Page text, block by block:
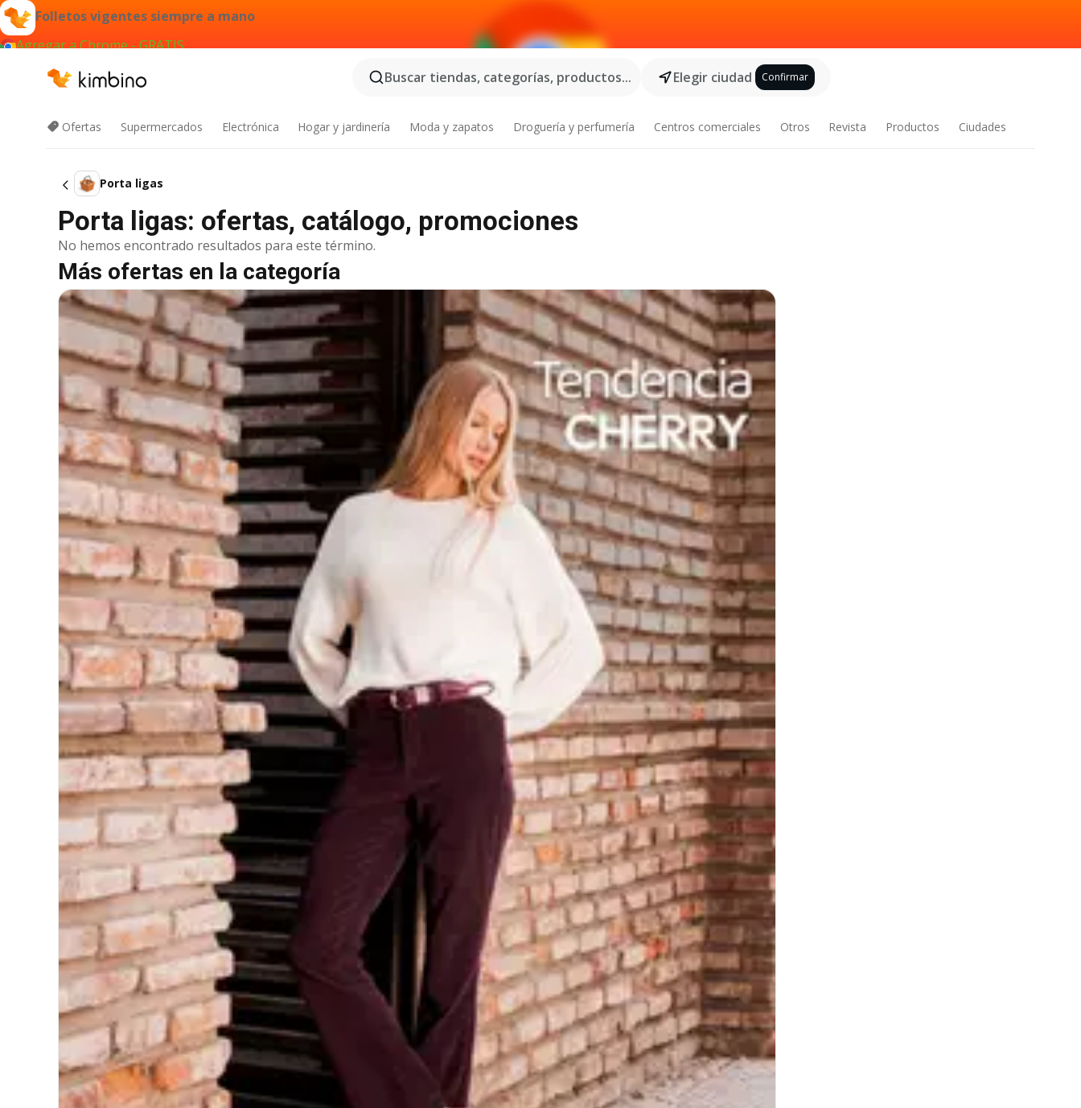
Folletos vigentes siempre a mano
Agregar a Chrome - GRATIS
Buscar tiendas, categorías, productos...
Elegir ciudad Confirmar
Ofertas Supermercados Electrónica Hogar y jardinería Moda y zapatos Droguería y perfumería Centros comerciales Otros Revista Productos Ciudades
Porta ligas
Porta ligas: ofertas, catálogo, promociones
No hemos encontrado resultados para este término.
Más ofertas en la categoría